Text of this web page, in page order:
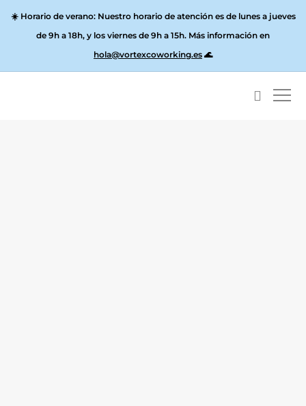
☀️ Horario de verano:Nuestro horario de atención es de lunes a jueves
de 9h a 18h, y los viernes de 9h a 15h. Más información en
hola@vortexcoworking.es 🌊